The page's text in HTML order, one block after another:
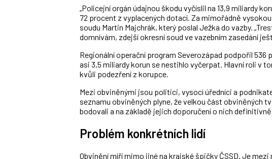
„Policejní orgán údajnou škodu vyčíslil na 13,9 miliardy
72 procent z vyplacených dotací. Za mimořádně
soudu Martin Majchrák, který poslal Ježka do vazby.
domnívám, zdejší okresní soud ve vazebním zasedání
Regionální operační program Severozápad podpořil 536
asi 3,5 miliardy korun se nestihlo vyčerpat. Hlavní roli v
kvůli podezření z korupce.
Mezi obviněnými jsou politici, vysocí úředníci a
seznamu obviněných plyne, že velkou část
bodovali a na základě jejich doporučení o nich
Problém konkrétních lidí
Obvinění míří mimo jiné na krajské špičky ČSSD. Je